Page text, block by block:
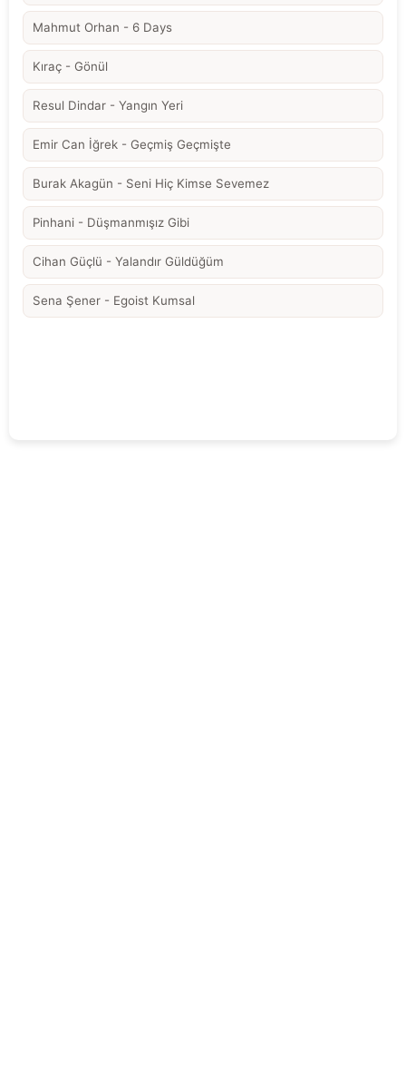
Mahmut Orhan - 6 Days
Kıraç - Gönül
Resul Dindar - Yangın Yeri
Emir Can İğrek - Geçmiş Geçmişte
Burak Akagün - Seni Hiç Kimse Sevemez
Pinhani - Düşmanmışız Gibi
Cihan Güçlü - Yalandır Güldüğüm
Sena Şener - Egoist Kumsal